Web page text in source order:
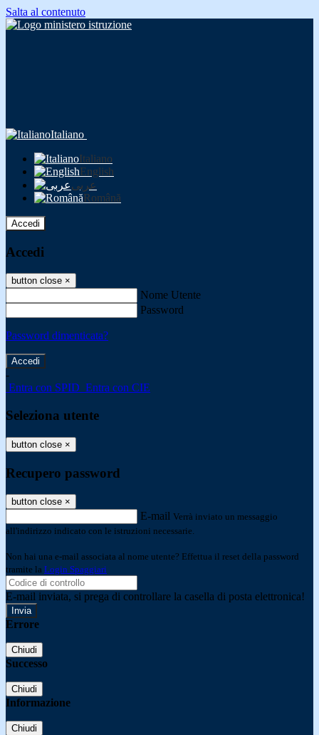
Salta al contenuto
Italiano
Italiano
English
عربى
Română
Accedi
Accedi
button close ×
Nome Utente
Password
Password dimenticata?
-
Entra con SPID Entra con CIE
Seleziona utente
button close ×
Recupero password
button close ×
E-mail Verrà inviato un messaggio
all'indirizzo indicato con le istruzioni necessarie.
Non hai una e-mail associata al nome utente? Effettua il reset della password
tramite la Login Spaggiari
E-mail inviata, si prega di controllare la casella di posta elettronica!
Errore
Chiudi
Successo
Chiudi
Informazione
Chiudi